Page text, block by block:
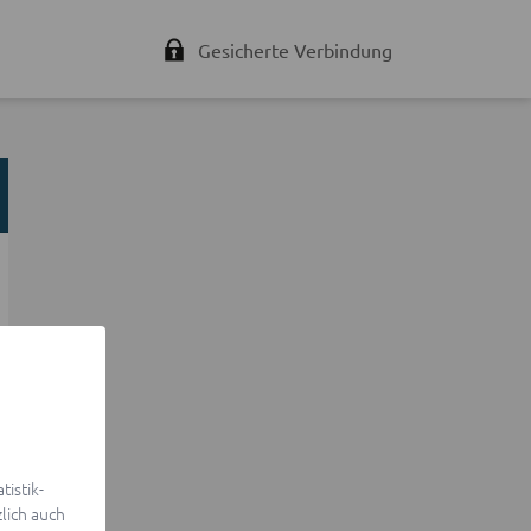
Gesicherte Verbindung
auch